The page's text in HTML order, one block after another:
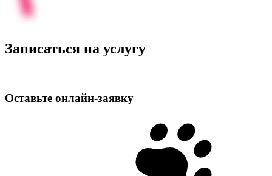
Записаться на услугу
Оставьте онлайн‑заявку